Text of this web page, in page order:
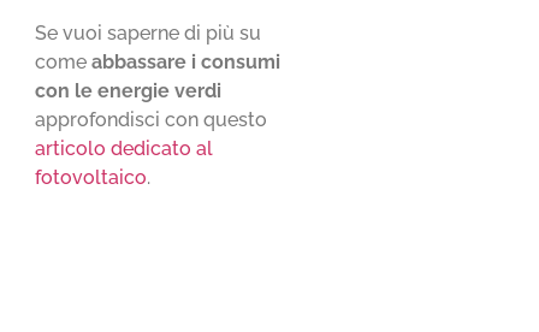
Se vuoi saperne di più su
comeabbassare i consumi
con le energie verdi
approfondisci con questo
articolo dedicato al
fotovoltaico.